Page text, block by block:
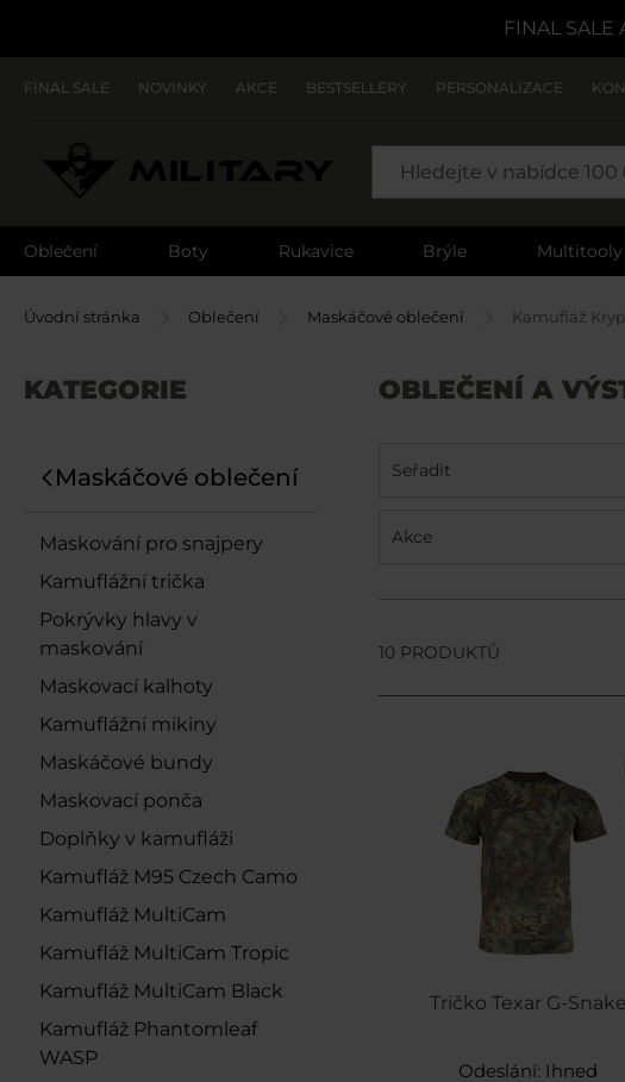
FINAL SALE
FINAL SALE NOVINKY AKCE BESTSELLERY PERSONALIZACE
Oblečení Boty Rukavice Brýle Multitooly
Úvodní stránka Oblečení Maskáčové oblečení Kamufláž
OBLEČENÍ A
KATEGORIE
Maskáčové oblečení
Maskování pro snajpery
Kamuflážní trička
Pokrývky hlavy v
maskování
Maskovací kalhoty
Kamuflážní mikiny
Maskáčové bundy
Maskovací ponča
Doplňky v kamufláži
Kamufláž M95 Czech Camo
Kamufláž MultiCam
Kamufláž MultiCam Tropic
Kamufláž MultiCam Black
Kamufláž Phantomleaf
WASP
Seřadit
Akce
10 PRODUKTŮ
Tričko Texar G-Snake
Odeslání: Ihned